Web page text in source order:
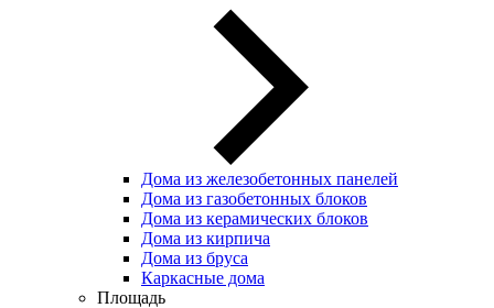
Дома из железобетонных панелей
Дома из газобетонных блоков
Дома из керамических блоков
Дома из кирпича
Дома из бруса
Каркасные дома
Площадь